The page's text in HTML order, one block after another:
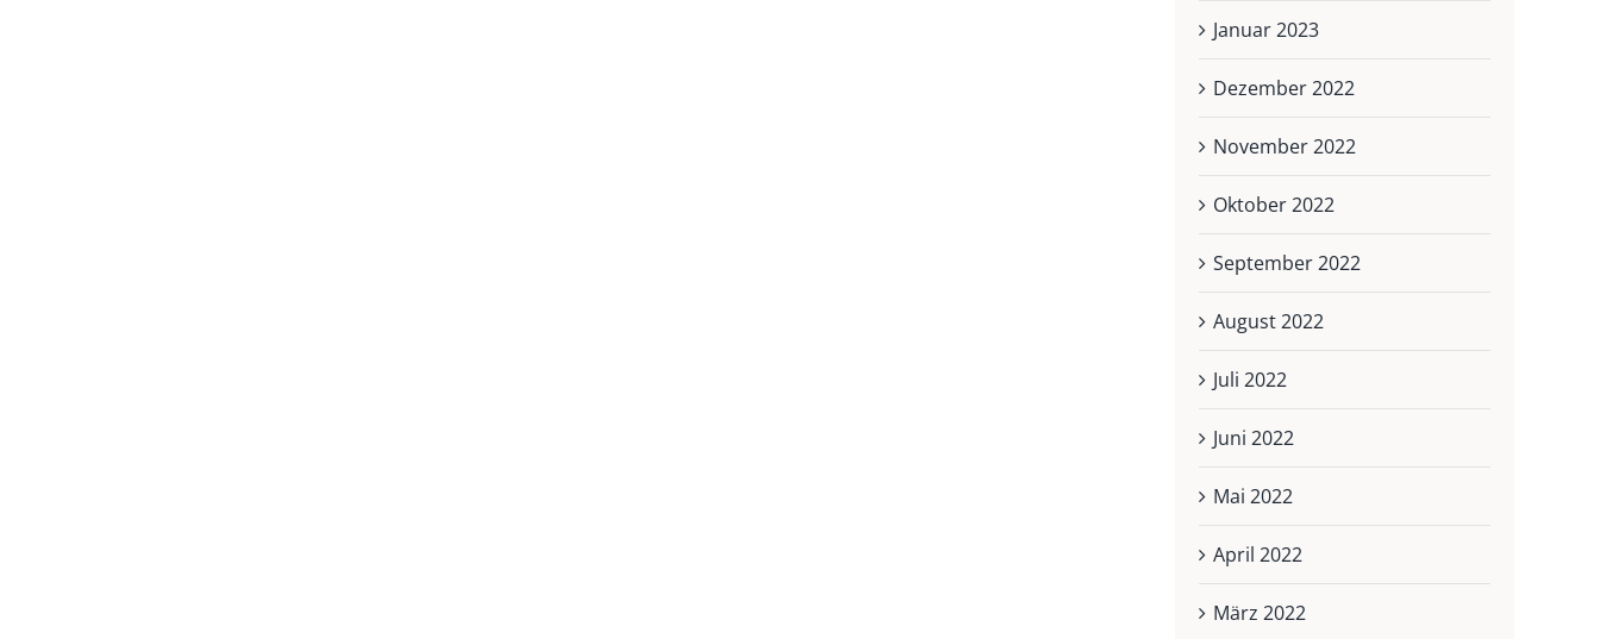
Januar 2023
Dezember 2022
November 2022
Oktober 2022
September 2022
August 2022
Juli 2022
Juni 2022
Mai 2022
April 2022
März 2022